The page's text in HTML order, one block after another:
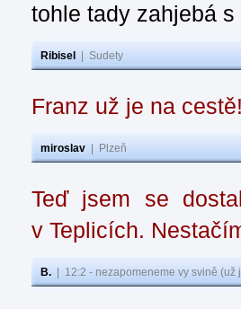
tohle tady zahjebá
Ribisel Sudety
Franz už je na
miroslav Plzeň
Teď jsem se
v Teplicích.
B. 12:2 - nezapomeneme vy svině